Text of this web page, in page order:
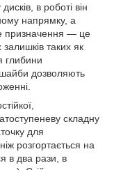
в роботі він
напрямку, а
призначення — це
таких як
глибини
шайби дозволяють
складну
для
розгортається на
в два рази, в